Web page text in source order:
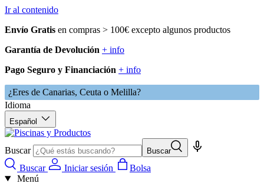
Ir al contenido
Envío Gratis en compras > 100€ excepto algunos productos
Garantía de Devolución + info
Pago Seguro y Financiación + info
¿Eres de Canarias, Ceuta o Melilla?
Idioma
Español
Buscar Buscar
Buscar Iniciar sesión
Bolsa
Menú